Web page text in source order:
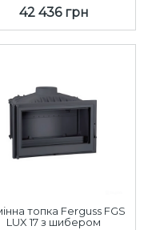
42 436 грн
топка Ferguss FGS
LUX 17 з шибером